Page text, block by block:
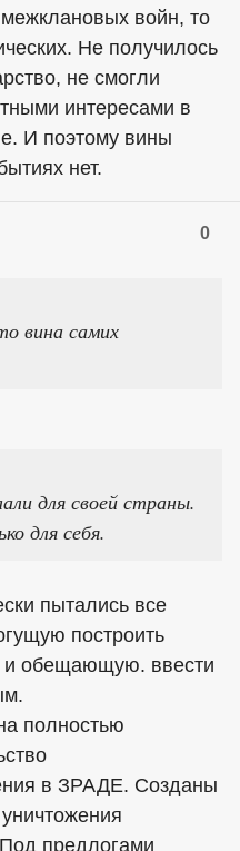
войн, то
Не получилось
не смогли
интересами в
И поэтому вины
нет.
0
вина самих
для своей страны.
для себя.
пытались все
построить
обещающую. ввести
полностью
в ЗРАДЕ. Созданы
предлогами